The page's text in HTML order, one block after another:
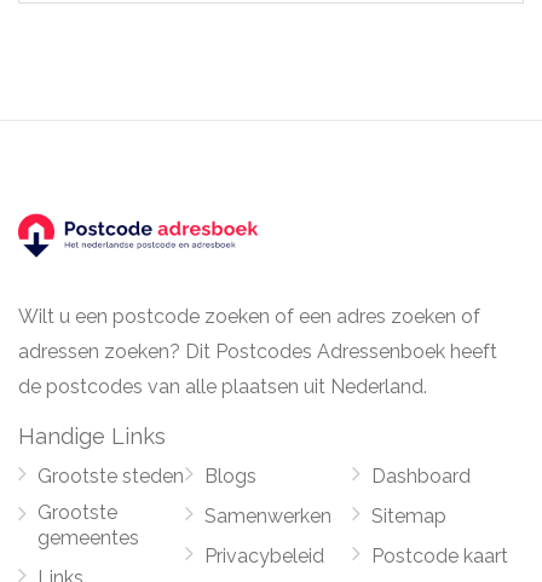
Wilt u een postcode zoeken of een adres zoeken of
adressen zoeken? Dit Postcodes Adressenboek heeft
de postcodes van alle plaatsen uit Nederland.
Handige Links
Grootste steden
Grootste
gemeentes
Blogs
Samenwerken
Privacybeleid
Dashboard
Sitemap
Postcode kaart